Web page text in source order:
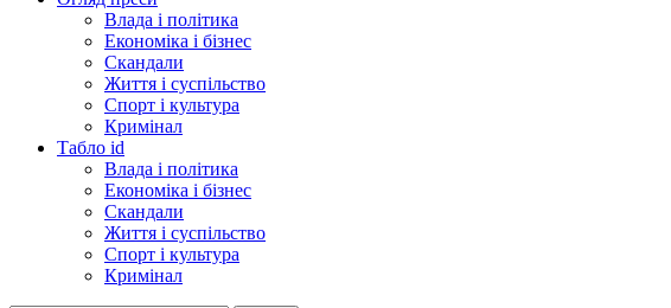
Влада і політика
Економіка і бізнес
Скандали
Життя і суспільство
Спорт і культура
Кримінал
Табло id
Влада і політика
Економіка і бізнес
Скандали
Життя і суспільство
Спорт і культура
Кримінал